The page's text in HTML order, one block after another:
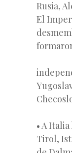
Rusia,
El
• A
Tirol,